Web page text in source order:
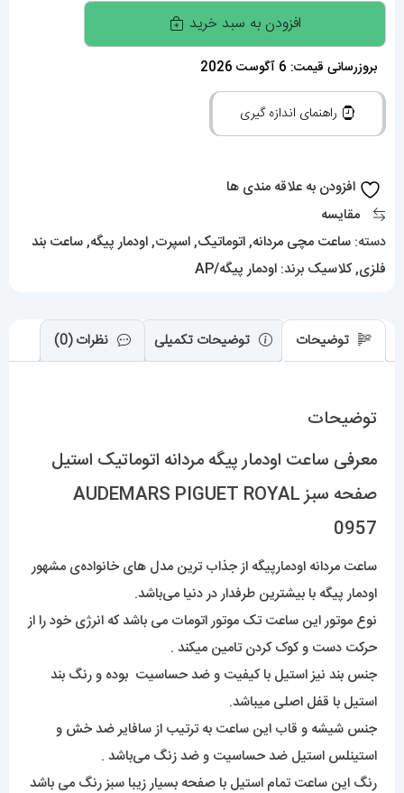
ساعت
اودمار
پیگه
مردانه
اتوماتیک
سبز
ROYAL
عدد
افزودن به سبد خرید
بروزرسانی قیمت: 6 آگوست 2026
راهنمای اندازه گیری
افزودن به علاقه مندی ها
مقایسه
دسته: ساعت مچی مردانه,اتوماتیک,اسپرت,اودمار پیگه,ساعت بند
فلزی,کلاسیک برند: اودمار پیگه/AP
توضیحات توضیحات تکمیلی نظرات (0)
توضیحات
معرفی ساعت اودمار پیگه مردانه اتوماتیک استیل
صفحه سبز AUDEMARS PIGUET ROYAL
0957
ساعت مردانه اودمارپیگه از جذاب ترین مدل های خانواده‌ی مشهور
اودمار پیگه با بیشترین طرفدار در دنیا می‌باشد.
نوع موتور این ساعت تک موتور اتومات می باشد که انرژی خود را از
حرکت دست و کوک کردن تامین میکند .
جنس بند نیز استیل با کیفیت و ضد حساسیت بوده و رنگ بند
استیل با قفل اصلی میباشد.
جنس شیشه و قاب این ساعت به ترتیب از سافایر ضد خش و
استینلس استیل ضد حساسیت و ضد زنگ می‌باشد .
رنگ این ساعت تمام استیل با صفحه بسیار زیبا سبز رنگ می باشد